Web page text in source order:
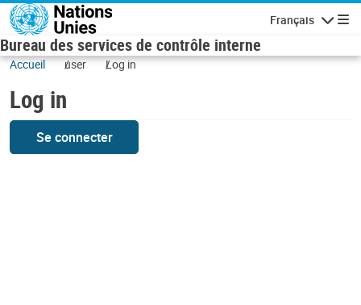
Skip to main content
Français
Bureau des services de contrôle interne
Accueil user Log in
Log in
Se connecter